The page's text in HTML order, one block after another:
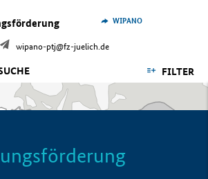
wipano-ptj@fz-juelich.de
WIPANO
FILTER